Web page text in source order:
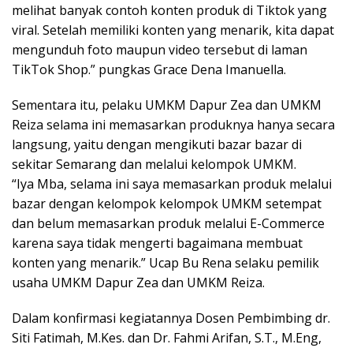
melihat banyak contoh konten produk di Tiktok yang
viral. Setelah memiliki konten yang menarik, kita dapat
mengunduh foto maupun video tersebut di laman
TikTok Shop.” pungkas Grace Dena Imanuella.
Sementara itu, pelaku UMKM Dapur Zea dan UMKM
Reiza selama ini memasarkan produknya hanya secara
langsung, yaitu dengan mengikuti bazar bazar di
sekitar Semarang dan melalui kelompok UMKM.
“Iya Mba, selama ini saya memasarkan produk melalui
bazar dengan kelompok kelompok UMKM setempat
dan belum memasarkan produk melalui E-Commerce
karena saya tidak mengerti bagaimana membuat
konten yang menarik.” Ucap Bu Rena selaku pemilik
usaha UMKM Dapur Zea dan UMKM Reiza.
Dalam konfirmasi kegiatannya Dosen Pembimbing dr.
Siti Fatimah, M.Kes. dan Dr. Fahmi Arifan, S.T., M.Eng,